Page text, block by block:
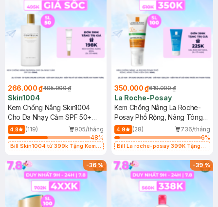
266.000 ₫495.000 ₫
Skin1004
Kem Chống Nắng Skin1004
Cho Da Nhạy Cảm SPF 50+
50ml
4.8 (119)
905/tháng
48%
Bill Skin1004 từ 399k Tặng Kem
SPF 50+ 20ml (SL Có Hạn)
350.000 ₫610.000 ₫
La Roche-Posay
Kem Chống Nắng La Roche-
Posay Phổ Rộng, Nâng Tông
Kiềm Dầu 50ml
4.9 (28)
736/tháng
6%
Bill La roche-posay 399K Tặng
(SL có hạn)
-36% -39%